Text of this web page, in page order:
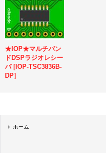
★IOP★マルチバン
ドDSPラジオレシー
バ [IOP-TSC3836B-
DP]
ホーム